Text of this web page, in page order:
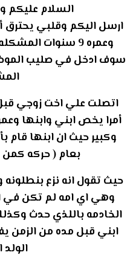
السلام عليكم
ارسل اليكم وقلبي يحترق
وعمره 9 سنوات
سوف ادخل في صليب
اتصلت علي اخت زوجي
وكبير حيث ان ابنها قام
بعام ( حركه
حيث تقول انه نزع بنطلونه
وهي اي امه لم تكن في
الخادمه باللذي حدث
ابني قبل مده من الزمن